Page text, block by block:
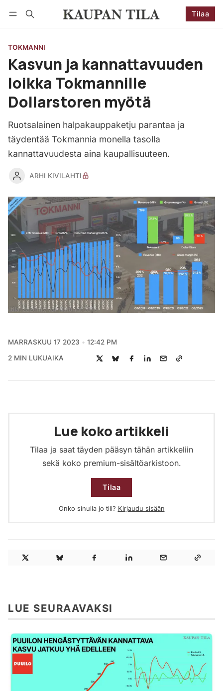
Tilaa
TOKMANNI
Kasvun ja kannattavuuden
loikka Tokmannille
Dollarstoren myötä
Ruotsalainen halpakauppaketju parantaa ja
täydentää Tokmannia monella tasolla
kannattavuudesta aina kaupallisuuteen.
ARHI KIVILAHTI
MARRASKUU 17 2023 12:42 PM
2 MIN LUKUAIKA
Lue koko artikkeli
Tilaa ja saat täyden pääsyn tähän artikkeliin
sekä koko premium-sisältöarkistoon.
Tilaa
Onko sinulla jo tili? Kirjaudu sisään
LUE SEURAAVAKSI